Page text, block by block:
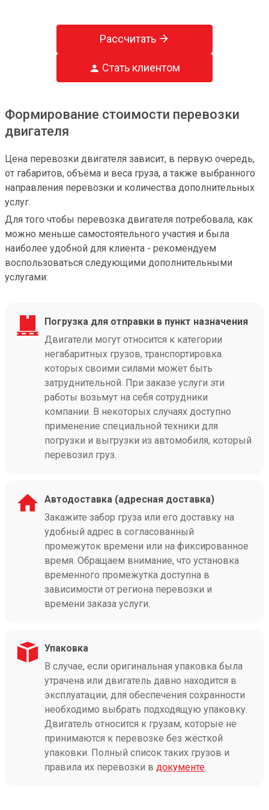
Рассчитать
Стать клиентом
Формирование стоимости перевозки
двигателя
Цена перевозки двигателя зависит, в первую очередь,
от габаритов, объёма и веса груза, а также выбранного
направления перевозки и количества дополнительных
услуг.
Для того чтобы перевозка двигателя потребовала, как
можно меньше самостоятельного участия и была
наиболее удобной для клиента - рекомендуем
воспользоваться следующими дополнительными
услугами:
Погрузка для отправки в пункт назначения
Двигатели могут относится к категории
негабаритных грузов, транспортировка
которых своими силами может быть
затруднительной. При заказе услуги эти
работы возьмут на себя сотрудники
компании. В некоторых случаях доступно
применение специальной техники для
погрузки и выгрузки из автомобиля, который
перевозил груз.
Автодоставка (адресная доставка)
Закажите забор груза или его доставку на
удобный адрес в согласованный
промежуток времени или на фиксированное
время. Обращаем внимание, что установка
временного промежутка доступна в
зависимости от региона перевозки и
времени заказа услуги.
Упаковка
В случае, если оригинальная упаковка была
утрачена или двигатель давно находится в
эксплуатации, для обеспечения сохранности
необходимо выбрать подходящую упаковку.
Двигатель относится к грузам, которые не
принимаются к перевозке без жёсткой
упаковки. Полный список таких грузов и
правила их перевозки в документе.